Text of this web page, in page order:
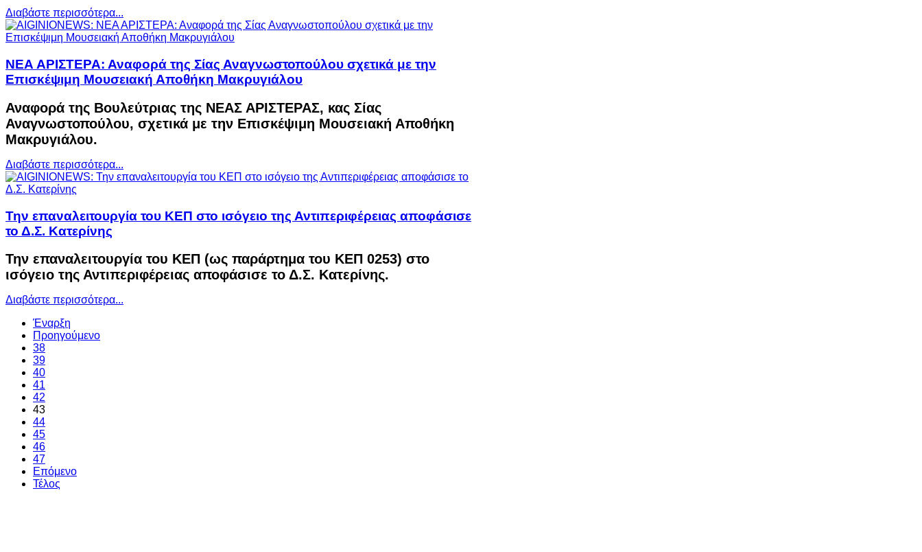
Διαβάστε περισσότερα...
ΝΕΑ ΑΡΙΣΤΕΡΑ: Αναφορά της Σίας Αναγνωστοπούλου σχετικά με την
Επισκέψιμη Μουσειακή Αποθήκη Μακρυγιάλου
Αναφορά της Βουλεύτριας της ΝΕΑΣ ΑΡΙΣΤΕΡΑΣ, κας Σίας
Αναγνωστοπούλου, σχετικά με την Επισκέψιμη Μουσειακή Αποθήκη
Μακρυγιάλου.
Διαβάστε περισσότερα...
Την επαναλειτουργία του ΚΕΠ στο ισόγειο της Αντιπεριφέρειας αποφάσισε
το Δ.Σ. Κατερίνης
Την επαναλειτουργία του ΚΕΠ (ως παράρτημα του ΚΕΠ 0253) στο
ισόγειο της Αντιπεριφέρειας αποφάσισε το Δ.Σ. Κατερίνης.
Διαβάστε περισσότερα...
Έναρξη
Προηγούμενο
38
39
40
41
42
43
44
45
46
47
Επόμενο
Τέλος